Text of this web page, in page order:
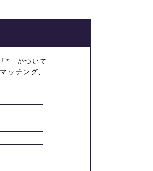
*」がついて
ッチング、